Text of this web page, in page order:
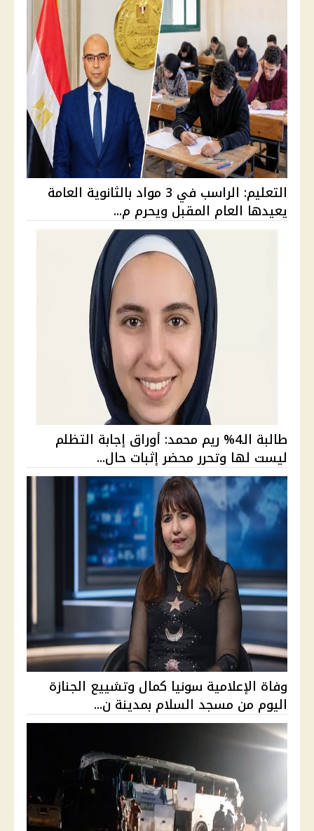
التعليم: الراسب في 3 مواد بالثانوية العامة
يعيدها العام المقبل ويحرم م...
طالبة الـ4% ريم محمد: أوراق إجابة التظلم
ليست لها وتحرر محضر إثبات حال...
وفاة الإعلامية سونيا كمال وتشييع الجنازة
اليوم من مسجد السلام بمدينة ن...